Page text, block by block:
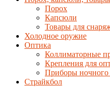
Порох
Капсюли
Товары для
Холодное оружие
Оптика
Коллиматорные
Крепления для
Приборы ночного
Страйкбол